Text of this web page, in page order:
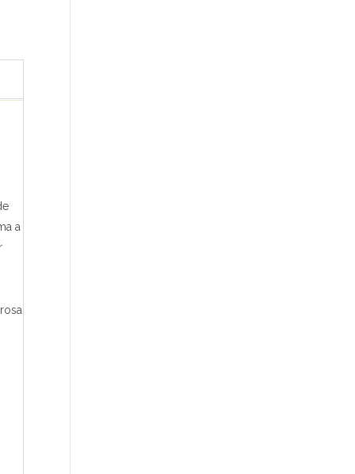
a